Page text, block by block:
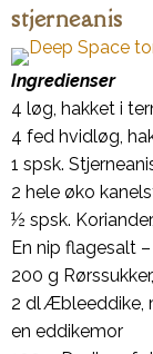
stjerneanis
Ingredienser
4 løg, hakket i
4 fed hvidløg,
1 spsk.
2 hele øko
½ spsk.
En nip flagesalt
200 g
2 dl Æbleeddike,
en eddikemor